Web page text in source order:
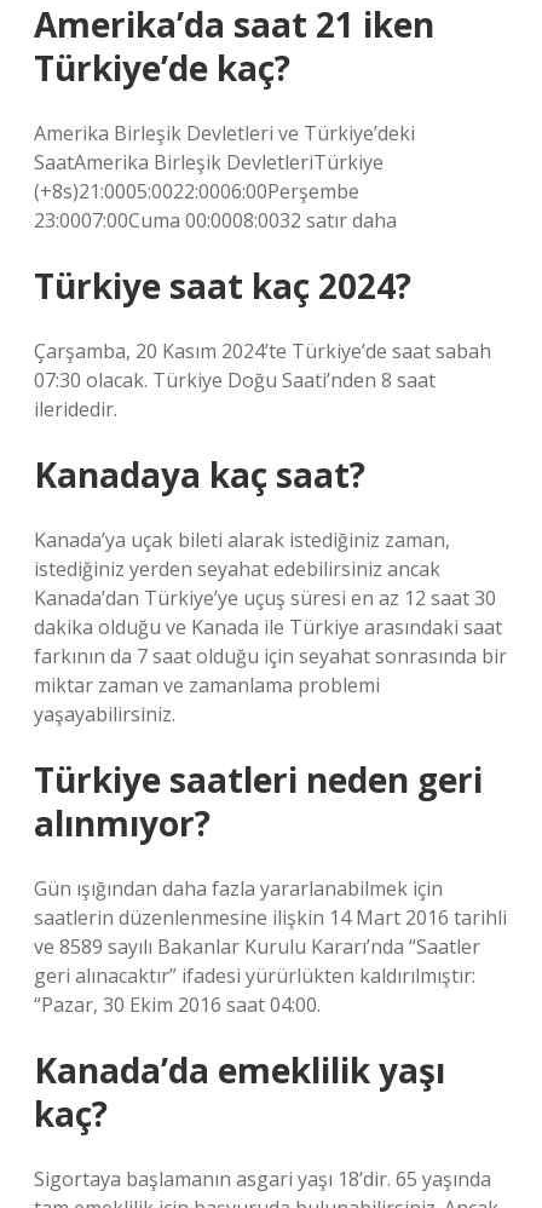
Amerika’da saat 21 iken
Türkiye’de kaç?
Amerika Birleşik Devletleri ve Türkiye’deki
SaatAmerika Birleşik DevletleriTürkiye
(+8s)21:0005:0022:0006:00Perşembe
23:0007:00Cuma 00:0008:0032 satır daha
Türkiye saat kaç 2024?
Çarşamba, 20 Kasım 2024’te Türkiye’de saat sabah
07:30 olacak. Türkiye Doğu Saati’nden 8 saat
ileridedir.
Kanadaya kaç saat?
Kanada’ya uçak bileti alarak istediğiniz zaman,
istediğiniz yerden seyahat edebilirsiniz ancak
Kanada’dan Türkiye’ye uçuş süresi en az 12 saat 30
dakika olduğu ve Kanada ile Türkiye arasındaki saat
farkının da 7 saat olduğu için seyahat sonrasında bir
miktar zaman ve zamanlama problemi
yaşayabilirsiniz.
Türkiye saatleri neden geri
alınmıyor?
Gün ışığından daha fazla yararlanabilmek için
saatlerin düzenlenmesine ilişkin 14 Mart 2016 tarihli
ve 8589 sayılı Bakanlar Kurulu Kararı’nda “Saatler
geri alınacaktır” ifadesi yürürlükten kaldırılmıştır:
“Pazar, 30 Ekim 2016 saat 04:00.
Kanada’da emeklilik yaşı
kaç?
Sigortaya başlamanın asgari yaşı 18’dir. 65 yaşında